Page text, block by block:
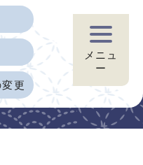
更
メニュ
ー